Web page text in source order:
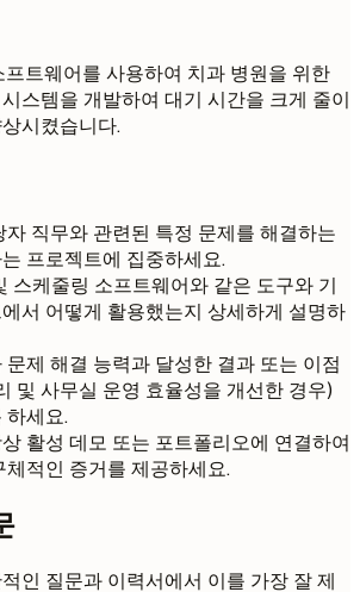
트웨어를 사용하여 치과 병원을 위한
스템을 개발하여 대기 시간을 크게 줄이
시켰습니다.
자 직무와 관련된 특정 문제를 해결하는
프로젝트에 집중하세요.
스케줄링 소프트웨어와 같은 도구와 기
서 어떻게 활용했는지 상세하게 설명하
문제 해결 능력과 달성한 결과 또는 이점
및 사무실 운영 효율성을 개선한 경우)
하세요.
활성 데모 또는 포트폴리오에 연결하여
체적인 증거를 제공하세요.
인 질문과 이력서에서 이를 가장 잘 제